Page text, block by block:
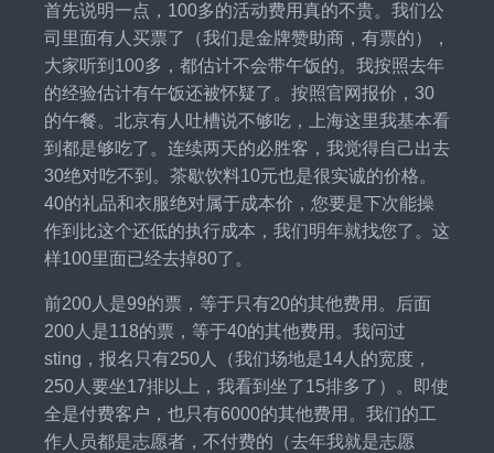
首先说明一点，100多的活动费用真的不贵。我们公
司里面有人买票了（我们是金牌赞助商，有票的），
大家听到100多，都估计不会带午饭的。我按照去年
的经验估计有午饭还被怀疑了。按照官网报价，30
的午餐。北京有人吐槽说不够吃，上海这里我基本看
到都是够吃了。连续两天的必胜客，我觉得自己出去
30绝对吃不到。茶歇饮料10元也是很实诚的价格。
40的礼品和衣服绝对属于成本价，您要是下次能操
作到比这个还低的执行成本，我们明年就找您了。这
样100里面已经去掉80了。
前200人是99的票，等于只有20的其他费用。后面
200人是118的票，等于40的其他费用。我问过
sting，报名只有250人（我们场地是14人的宽度，
250人要坐17排以上，我看到坐了15排多了）。即使
全是付费客户，也只有6000的其他费用。我们的工
作人员都是志愿者，不付费的（去年我就是志愿